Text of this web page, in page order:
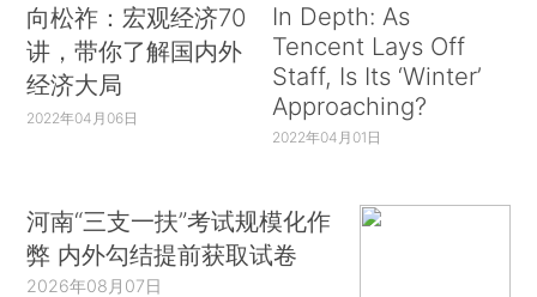
向松祚：宏观经济70
讲，带你了解国内外
经济大局
2022年04月06日
In Depth: As
Tencent Lays Off
Staff, Is Its ‘Winter’
Approaching?
2022年04月01日
河南“三支一扶”考试规模化作
弊 内外勾结提前获取试卷
2026年08月07日